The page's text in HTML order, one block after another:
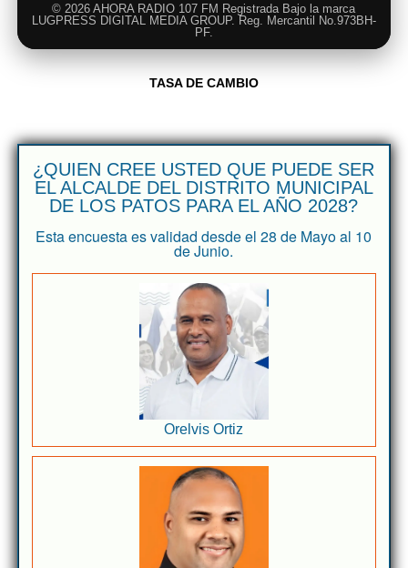
© 2026 AHORA RADIO 107 FM Registrada Bajo la marca
LUGPRESS DIGITAL MEDIA GROUP. Reg. Mercantil No.973BH-
PF.
TASA DE CAMBIO
¿QUIEN CREE USTED QUE PUEDE SER
EL ALCALDE DEL DISTRITO MUNICIPAL
DE LOS PATOS PARA EL AÑO 2028?
Esta encuesta es validad desde el 28 de Mayo al 10
de Junio.
Orelvis Ortiz